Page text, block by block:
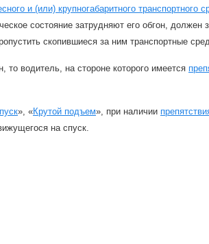
и (или) крупногабаритного транспортного
состояние затрудняют его обгон, должен
скопившиеся за ним транспортные
то водитель, на стороне которого имеется
», «Крутой подъем», при наличии
на спуск.